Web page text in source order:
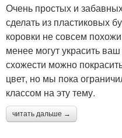
Очень простых и
сделать из пластиковых
коровки не совсем
менее могут украсить
схожести можно
цвет, но мы пока
классом на эту тему.
читать дальше →